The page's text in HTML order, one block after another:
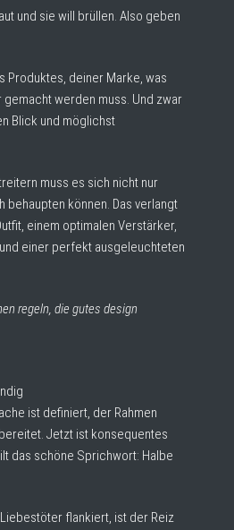
und sie will brüllen. Also geben
Produktes, deiner Marke, was
gemacht werden muss. Und zwar
Blick und möglichst
muss es sich nicht nur
behaupten können. Das verlangt
einem optimalen Verstärker,
einer perfekt ausgeleuchteten
regeln, die gutes design
ist definiert, der Rahmen
Jetzt ist konsequentes
das schöne Sprichwort: Halbe
flankiert, ist der Reiz